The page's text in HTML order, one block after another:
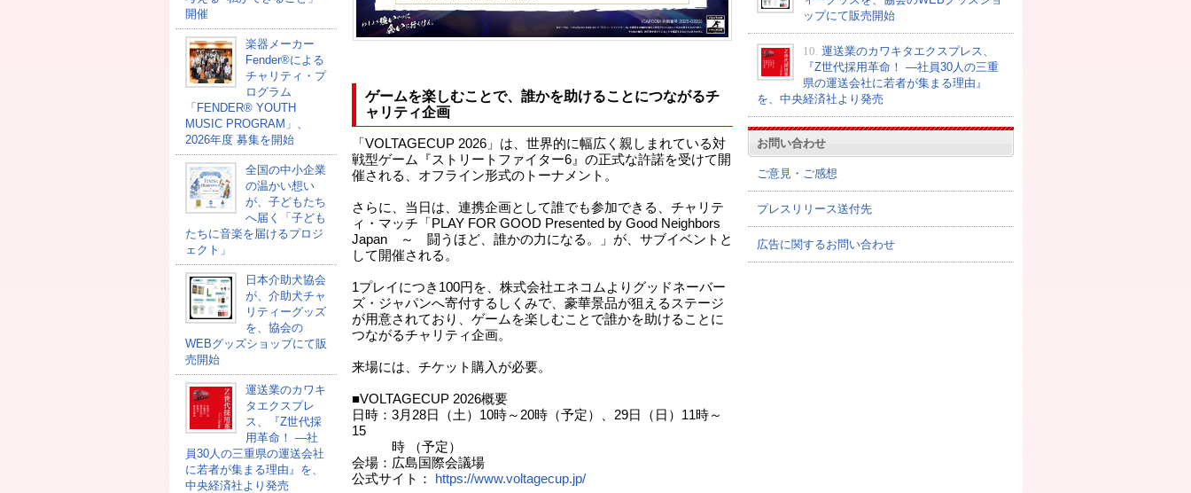
開催
楽器メーカー
Fender®による
チャリティ・プ
ログラム
「FENDER®︎ YOUTH
MUSIC PROGRAM」、
2026年度 募集を開始
全国の中小企業
の温かい想い
が、子どもたち
へ届く「子ども
たちに音楽を届けるプロジ
ェクト」
日本介助犬協会
が、介助犬チャ
リティーグッズ
を、協会の
WEBグッズショップにて販
売開始
運送業のカワキ
タエクスプレ
ス、『Z世代採
用革命！ ―社
員30人の三重県の運送会社
に若者が集まる理由』を、
中央経済社より発売
ゲームを楽しむことで、誰かを助けることにつながるチ
ャリティ企画
「VOLTAGECUP 2026」は、世界的に幅広く親しまれている対
戦型ゲーム『ストリートファイター6』の正式な許諾を受けて開
催される、オフライン形式のトーナメント。
さらに、当日は、連携企画として誰でも参加できる、チャリテ
ィ・マッチ「PLAY FOR GOOD Presented by Good Neighbors
Japan ～ 闘うほど、誰かの力になる。」が、サブイベントと
して開催される。
1プレイにつき100円を、株式会社エネコムよりグッドネーバー
ズ・ジャパンへ寄付するしくみで、豪華景品が狙えるステージ
が用意されており、ゲームを楽しむことで誰かを助けることに
つながるチャリティ企画。
来場には、チケット購入が必要。
■VOLTAGECUP 2026概要
日時：3月28日（土）10時～20時（予定）、29日（日）11時～
15
時 （予定）
会場：広島国際会議場
公式サイト：
https://www.voltagecup.jp/
ップにて販売開始
10. 運送業のカワキタエクスプレス、
『Z世代採用革命！ ―社員30人の三重
県の運送会社に若者が集まる理由』
を、中央経済社より発売
お問い合わせ
ご意見・ご感想
プレスリリース送付先
広告に関するお問い合わせ